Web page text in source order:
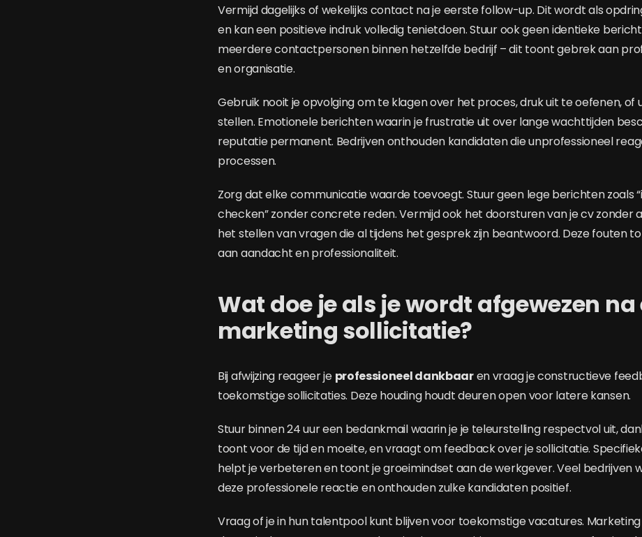
Vermijd dagelijks of wekelijks contact na je eerste follow-up. Dit wordt als
en kan een positieve indruk volledig tenietdoen. Stuur ook geen identieke
meerdere contactpersonen binnen hetzelfde bedrijf – dit toont gebrek aan
en organisatie.
Gebruik nooit je opvolging om te klagen over het proces, druk uit te oefenen, of
stellen. Emotionele berichten waarin je frustratie uit over lange wachttijden
reputatie permanent. Bedrijven onthouden kandidaten die unprofessioneel
processen.
Zorg dat elke communicatie waarde toevoegt. Stuur geen lege berichten zoals
checken” zonder concrete reden. Vermijd ook het doorsturen van je cv zonder
het stellen van vragen die al tijdens het gesprek zijn beantwoord. Deze fouten
aan aandacht en professionaliteit.
Wat doe je als je wordt afgewezen na
marketing sollicitatie?
Bij afwijzing reageer je professioneel dankbaaren vraag je constructieve
toekomstige sollicitaties. Deze houding houdt deuren open voor latere kansen.
Stuur binnen 24 uur een bedankmail waarin je je teleurstelling respectvol uit,
toont voor de tijd en moeite, en vraagt om feedback over je sollicitatie.
helpt je verbeteren en toont je groeimindset aan de werkgever. Veel bedrijven
deze professionele reactie en onthouden zulke kandidaten positief.
Vraag of je in hun talentpool kunt blijven voor toekomstige vacatures. Marketing